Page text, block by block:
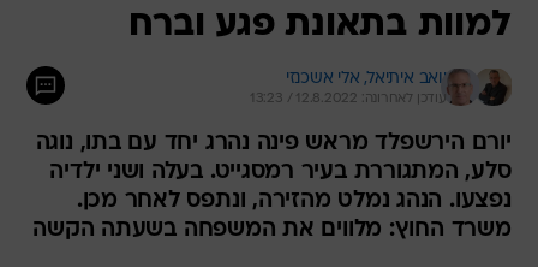
למוות בתאונת פגע וברח
יואב איתיאל, אלי אשכנזי
עודכן לאחרונה: 12.8.2022 / 13:23
יורם הירשפלד מראש פינה נהרג יחד עם בתו, נוגה
סלע, המתגוררת בעיר רמסגייט. בעלה ושני ילדיה
נפצעו. הנהג נמלט מהזירה, ונתפס לאחר מכן.
משרד החוץ: מלווים את המשפחה בשעתה הקשה